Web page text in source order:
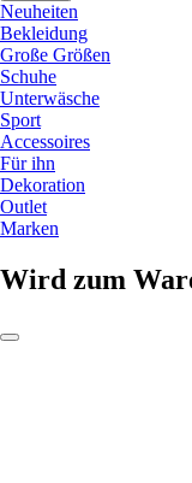
Neuheiten
Bekleidung
Große Größen
Schuhe
Unterwäsche
Sport
Accessoires
Für ihn
Dekoration
Outlet
Marken
Wird zum